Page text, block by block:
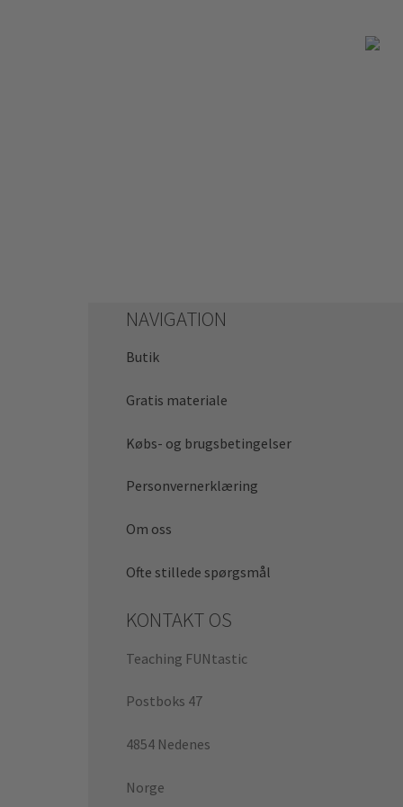
NAVIGATION
Butik
Gratis materiale
Købs- og brugsbetingelser
Personvernerklæring
Om oss
Ofte stillede spørgsmål
KONTAKT OS
Teaching FUNtastic
Postboks 47
4854 Nedenes
Norge